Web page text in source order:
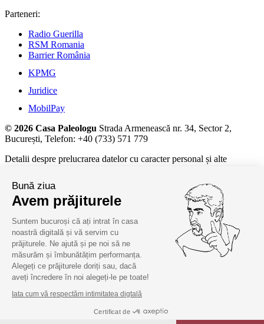
Parteneri:
Radio Guerilla
RSM Romania
Barrier România
KPMG
Juridice
MobilPay
© 2026 Casa Paleologu Strada Armenească nr. 34, Sector 2,
București, Telefon: +40 (733) 571 779
Detalii despre prelucrarea datelor cu caracter personal și alte
Bună ziua
Avem prăjiturele
Suntem bucuroși că ați intrat în casa
noastră digitală și vă servim cu
prăjiturele. Ne ajută și pe noi să ne
măsurăm și îmbunătățim performanța.
Alegeți ce prăjiturele doriți sau, dacă
aveți încredere în noi alegeți-le pe toate!
Iata cum vă respectăm intimitatea digtală
Certificat de